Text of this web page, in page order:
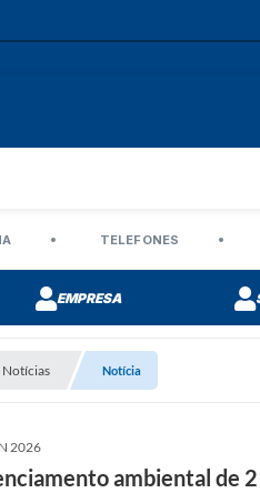
TELEFONES
EMPRESA
Notícias Notícia
2026
ambiental de